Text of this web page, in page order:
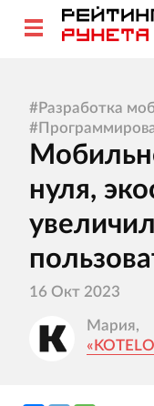
#Разработка
#
нуля,
16 Окт 2023
Мария,